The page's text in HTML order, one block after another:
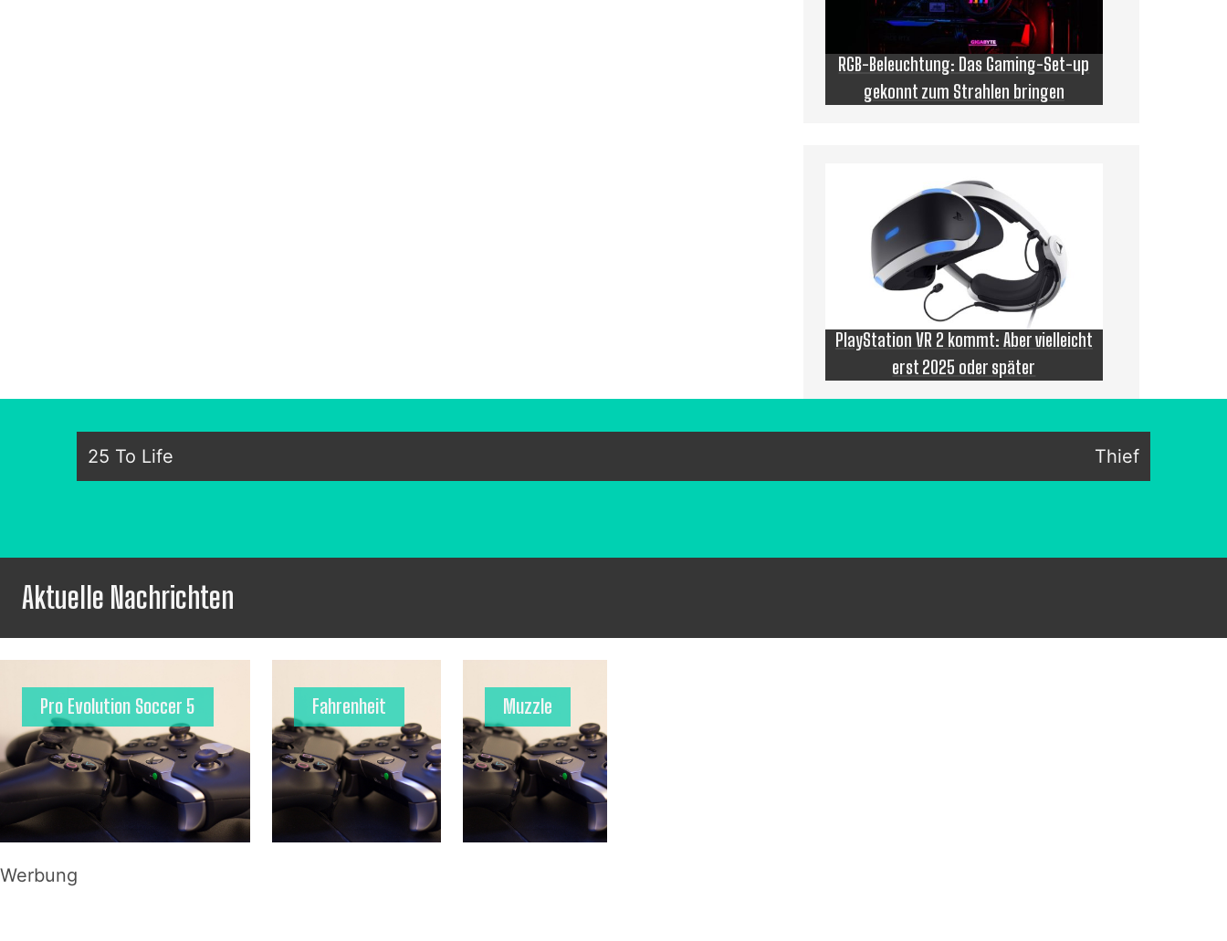
RGB-Beleuchtung: Das Gaming-Set-up
gekonnt zum Strahlen bringen
PlayStation VR 2 kommt: Aber vielleicht
erst 2025 oder später
25 To Life Thief
Aktuelle Nachrichten
Pro Evolution Soccer 5 Fahrenheit Muzzle
Werbung